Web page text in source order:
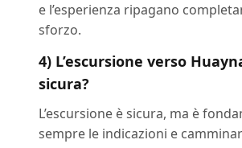
e l’esperienza ripagano
sforzo.
4) L’escursione verso
sicura?
L’escursione è sicura, ma è
sempre le indicazioni e